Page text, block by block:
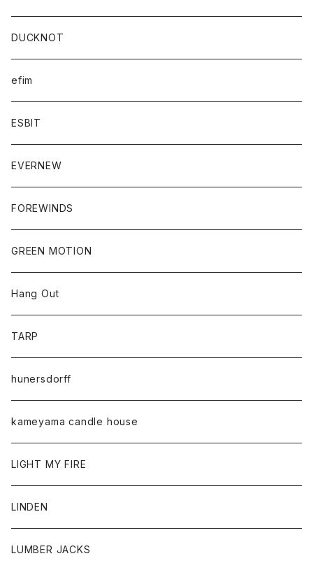
DUCKNOT
efim
ESBIT
EVERNEW
FOREWINDS
GREEN MOTION
Hang Out
TARP
hunersdorff
kameyama candle house
LIGHT MY FIRE
LINDEN
LUMBER JACKS